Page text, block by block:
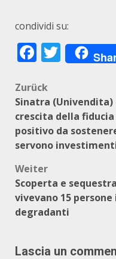
condividi su:
Zurück
Sinatra (Univendita)
crescita della
positivo da
servono
Weiter
Scoperta e
vivevano 15
degradanti
Lascia un